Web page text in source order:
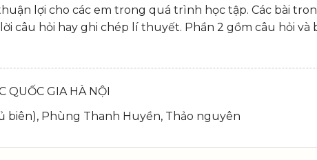
lợi cho các em trong quá trình học tập. Các bài
câu hỏi hay ghi chép lí thuyết. Phần 2 gồm câu hỏi
QUỐC GIA HÀ NỘI
biên), Phùng Thanh Huyền, Thảo nguyên